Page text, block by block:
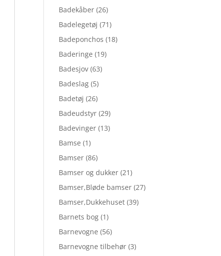
Badekåber (26)
Badelegetøj (71)
Badeponchos (18)
Baderinge (19)
Badesjov (63)
Badeslag (5)
Badetøj (26)
Badeudstyr (29)
Badevinger (13)
Bamse (1)
Bamser (86)
Bamser og dukker (21)
Bamser,Bløde bamser (27)
Bamser,Dukkehuset (39)
Barnets bog (1)
Barnevogne (56)
Barnevogne tilbehør (3)